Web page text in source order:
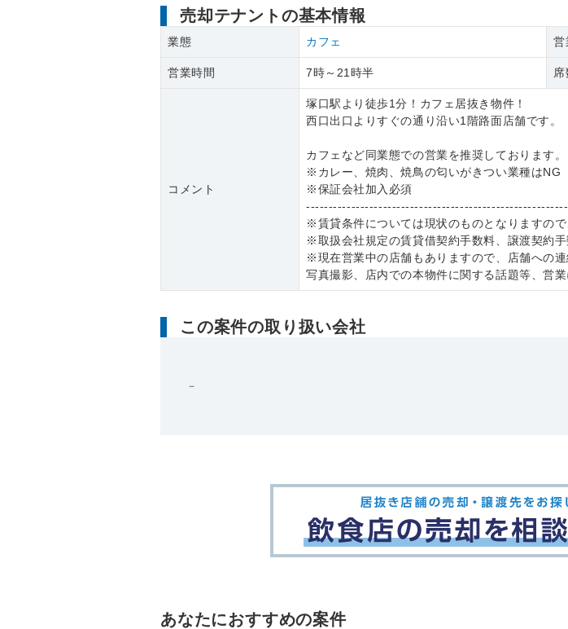
売却テナントの基本情報
業態 カフェ 営
営業時間 7時～21時半 席
コメント
塚口駅より徒歩1分！カフェ居抜き物件！
西口出口よりすぐの通り沿い1階路面店舗です。
カフェなど同業態での営業を推奨しております。
※カレー、焼肉、焼鳥の匂いがきつい業種はNG
※保証会社加入必須
※賃貸条件については現状のものとなりますので
※取扱会社規定の賃貸借契約手数料、譲渡契約手
※現在営業中の店舗もありますので、店舗への
写真撮影、店内での本物件に関する話題等、営
この案件の取り扱い会社
－
あなたにおすすめの案件